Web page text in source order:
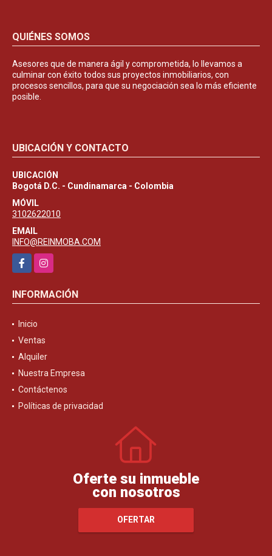
QUIÉNES SOMOS
Asesores que de manera ágil y comprometida, lo llevamos a
culminar con éxito todos sus proyectos inmobiliarios, con
procesos sencillos, para que su negociación sea lo más eficiente
posible.
UBICACIÓN Y CONTACTO
UBICACIÓN
Bogotá D.C. - Cundinamarca - Colombia
MÓVIL
3102622010
EMAIL
INFO@REINMOBA.COM
FacebookInstagram
INFORMACIÓN
Inicio
Ventas
Alquiler
Nuestra Empresa
Contáctenos
Políticas de privacidad
Oferte su inmueble
con nosotros
OFERTAR